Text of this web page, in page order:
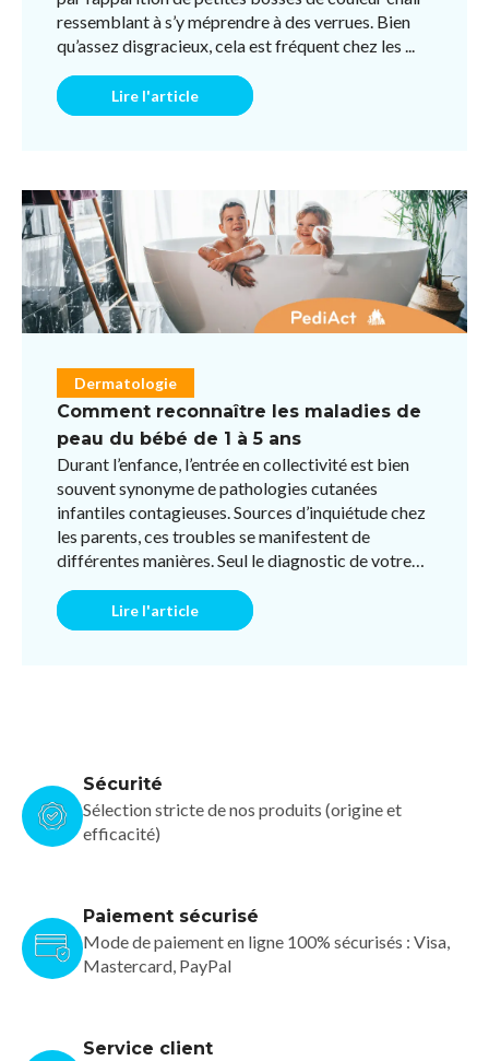
ressemblant à s’y méprendre à des verrues. Bien
qu’assez disgracieux, cela est fréquent chez les ...
Lire l'article
Dermatologie
Comment reconnaître les maladies de
peau du bébé de 1 à 5 ans
Durant l’enfance, l’entrée en collectivité est bien
souvent synonyme de pathologies cutanées
infantiles contagieuses. Sources d’inquiétude chez
les parents, ces troubles se manifestent de
différentes manières. Seul le diagnostic de votre
Lire l'article
Sécurité
Sélection stricte de nos produits (origine et
efficacité)
Paiement sécurisé
Mode de paiement en ligne 100% sécurisés : Visa,
Mastercard, PayPal
Service client